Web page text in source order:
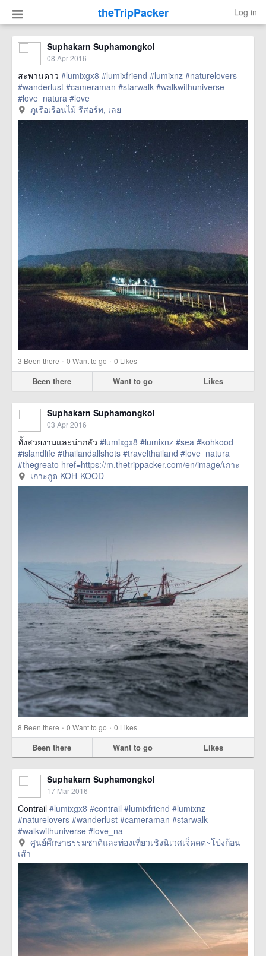
theTripPacker Log in
Suphakarn Suphamongkol
08 Apr 2016
สะพานดาว #lumixgx8 #lumixfriend #lumixnz #naturelovers
#wanderlust #cameraman #starwalk #walkwithuniverse
#love_natura #love
href=https://m.thetrippacker.com/en/image/ภูเรือเรือนไม้
รีสอร์ท/192948> more
ภูเรือเรือนไม้ รีสอร์ท, เลย
3 Been there · 0 Want to go · 0 Likes
Been there Want to go Likes
Suphakarn Suphamongkol
03 Apr 2016
ทั้งสวยงามและน่ากลัว #lumixgx8 #lumixnz #sea #kohkood
#islandlife #thailandallshots #travelthailand #love_natura
#thegreato href=https://m.thetrippacker.com/en/image/เกาะ
กูดKOHKOOD/192766> more
เกาะกูด KOH-KOOD
8 Been there · 0 Want to go · 0 Likes
Been there Want to go Likes
Suphakarn Suphamongkol
17 Mar 2016
Contrail #lumixgx8 #contrail #lumixfriend #lumixnz
#naturelovers #wanderlust #cameraman #starwalk
#walkwithuniverse #love_na
href=https://m.thetrippacker.com/en/image/ศูนย์ศึกษา
ธรรมชาติและท่องเที่ยวเชิงนิเวศเจ็ดคต~โป่งก้อนเส้า/192428>
more
ศูนย์ศึกษาธรรมชาติและท่องเที่ยวเชิงนิเวศเจ็ดคต~โป่งก้อน
เส้า